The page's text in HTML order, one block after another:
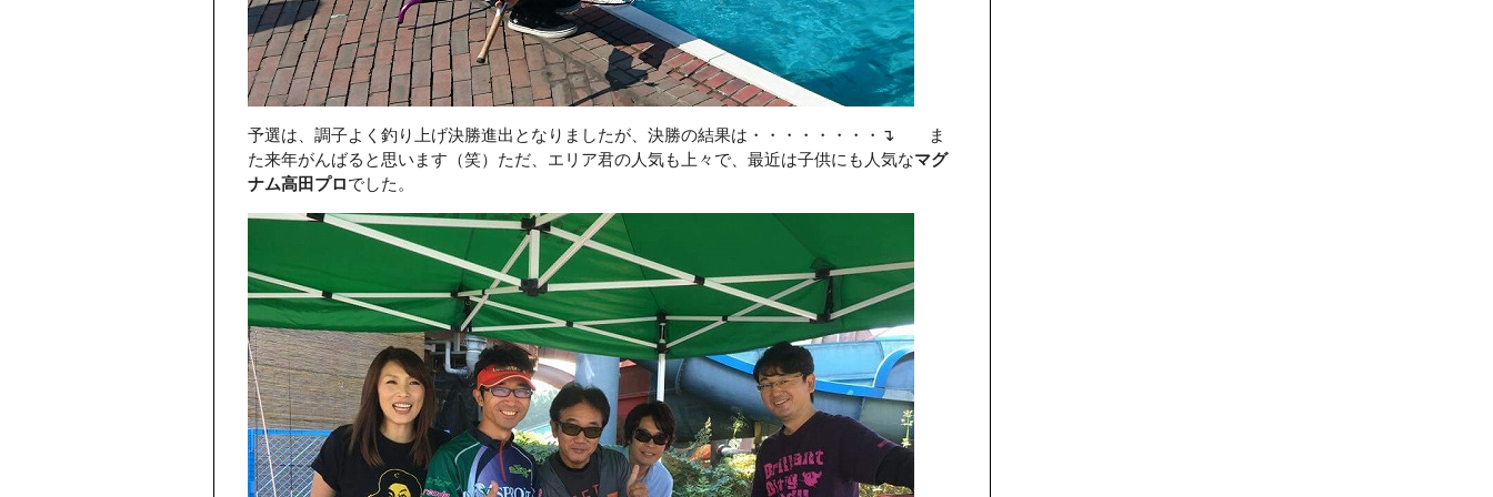
予選は、調子よく釣り上げ決勝進出となりましたが、決勝の結果は・・・・・・・・↴ ま
た来年がんばると思います（笑）ただ、エリア君の人気も上々で、最近は子供にも人気なマグ
ナム高田プロでした。